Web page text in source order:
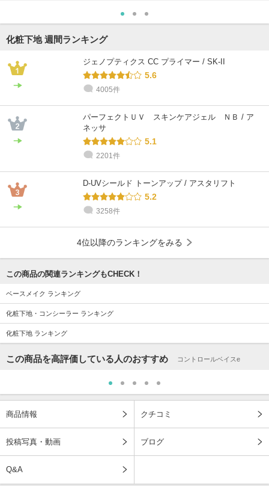
化粧下地 週間ランキング
ジェノプティクス CC プライマー / SK-II
5.6
4005件
パーフェクトＵＶ スキンケアジェル ＮＢ / ア
ネッサ
5.1
2201件
D-UVシールド トーンアップ / アスタリフト
5.2
3258件
4位以降のランキングをみる
この商品の関連ランキングもCHECK！
ベースメイク ランキング
化粧下地・コンシーラー ランキング
化粧下地 ランキング
この商品を高評価している人のおすすめ コントロールベイスe
商品情報 クチコミ
投稿写真・動画 ブログ
Q&A